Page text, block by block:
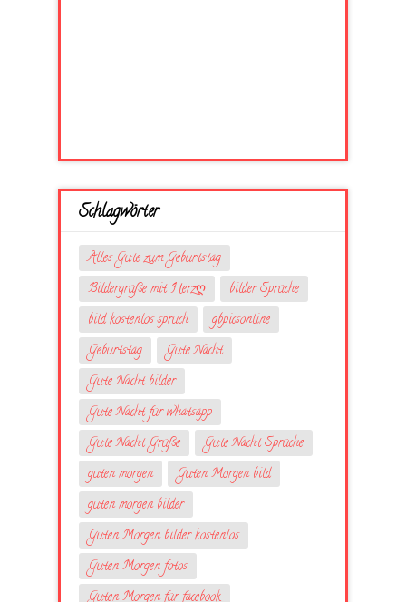
Schlagwörter
Alles Gute zum Geburtstag
Bildergrüße mit Herzღ
bilder Sprüche
bild kostenlos spruch
gbpicsonline
Geburtstag
Gute Nacht
Gute Nacht bilder
Gute Nacht für whatsapp
Gute Nacht Grüße
Gute Nacht Sprüche
guten morgen
Guten Morgen bild
guten morgen bilder
Guten Morgen bilder kostenlos
Guten Morgen fotos
Guten Morgen für facebook